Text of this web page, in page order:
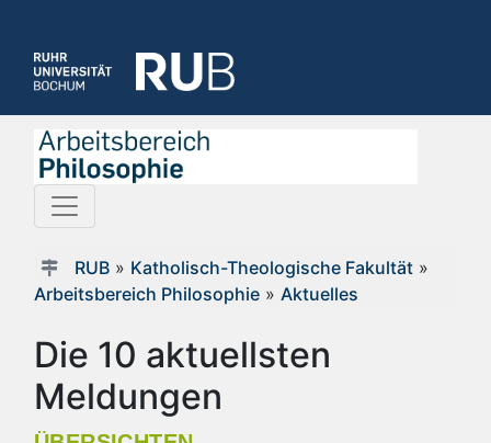
RUB» Katholisch-Theologische Fakultät»
Arbeitsbereich Philosophie » Aktuelles
Die 10 aktuellsten
Meldungen